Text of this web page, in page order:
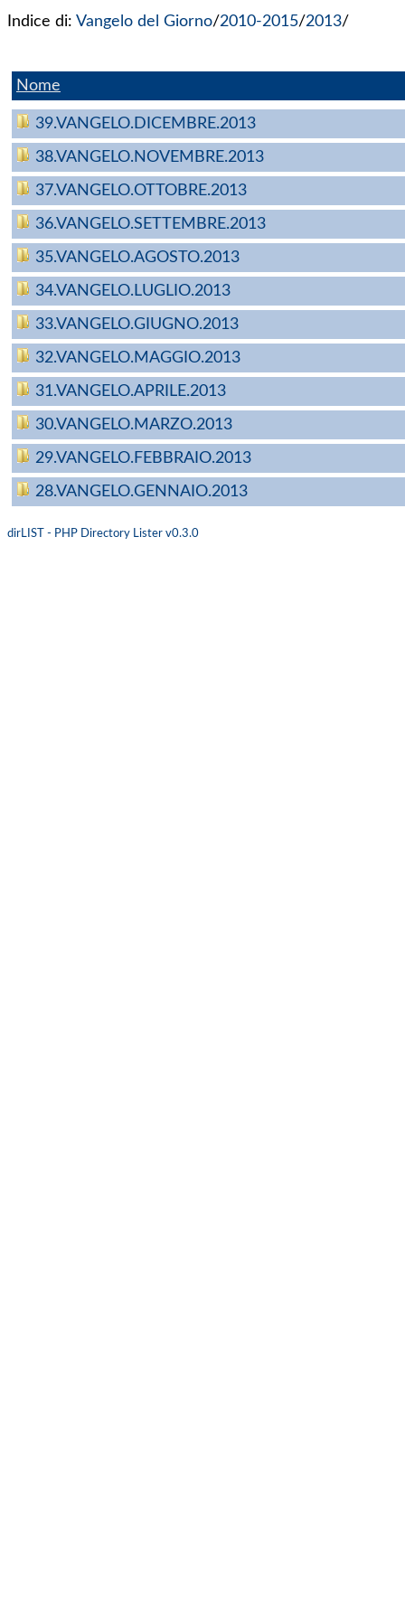
Indice di: Vangelo del Giorno/2010-2015/2013/
Nome
39.VANGELO.DICEMBRE.2013
38.VANGELO.NOVEMBRE.2013
37.VANGELO.OTTOBRE.2013
36.VANGELO.SETTEMBRE.2013
35.VANGELO.AGOSTO.2013
34.VANGELO.LUGLIO.2013
33.VANGELO.GIUGNO.2013
32.VANGELO.MAGGIO.2013
31.VANGELO.APRILE.2013
30.VANGELO.MARZO.2013
29.VANGELO.FEBBRAIO.2013
28.VANGELO.GENNAIO.2013
dirLIST - PHP Directory Lister v0.3.0